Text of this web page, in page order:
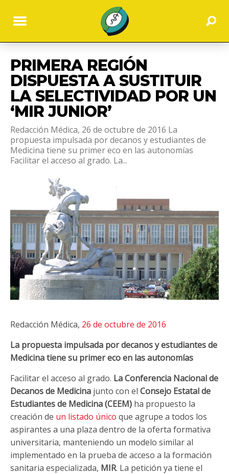
PRIMERA REGIÓN
DISPUESTA A SUSTITUIR
LA SELECTIVIDAD POR UN
‘MIR JUNIOR’
Redacción Médica, 26 de octubre de 2016 La
propuesta impulsada por decanos y estudiantes de
Medicina tiene su primer eco en las autonomías
Facilitar el acceso al grado. La...
Redacción Médica, 26 de octubre de 2016
La propuesta impulsada por decanos y estudiantes de
Medicina tiene su primer eco en las autonomías
Facilitar el acceso al grado. La Conferencia Nacional de
Decanos de Medicina junto con el Consejo Estatal de
Estudiantes de Medicina (CEEM) ha propuesto la
creación de un listado único que agrupe a todos los
aspirantes a una plaza dentro de la oferta formativa
universitaria, manteniendo un modelo similar al
implementado en la prueba de acceso a la formación
sanitaria especializada, MIR. La petición ya tiene el